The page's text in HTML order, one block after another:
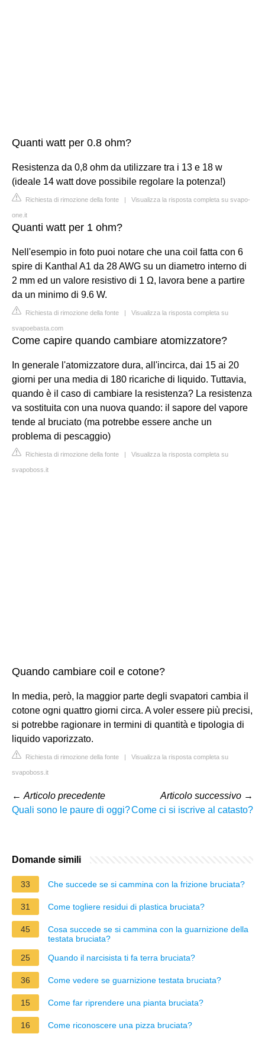
Quanti watt per 0.8 ohm?
Resistenza da 0,8 ohm da utilizzare tra i 13 e 18 w
(ideale 14 watt dove possibile regolare la potenza!)
Richiesta di rimozione della fonte | Visualizza la risposta completa su svapo-
one.it
Quanti watt per 1 ohm?
Nell'esempio in foto puoi notare che una coil fatta con 6
spire di Kanthal A1 da 28 AWG su un diametro interno di
2 mm ed un valore resistivo di 1 Ω, lavora bene a partire
da un minimo di 9.6 W.
Richiesta di rimozione della fonte | Visualizza la risposta completa su
svapoebasta.com
Come capire quando cambiare atomizzatore?
In generale l'atomizzatore dura, all'incirca, dai 15 ai 20
giorni per una media di 180 ricariche di liquido. Tuttavia,
quando è il caso di cambiare la resistenza? La resistenza
va sostituita con una nuova quando: il sapore del vapore
tende al bruciato (ma potrebbe essere anche un
problema di pescaggio)
Richiesta di rimozione della fonte | Visualizza la risposta completa su
svapoboss.it
Quando cambiare coil e cotone?
In media, però, la maggior parte degli svapatori cambia il
cotone ogni quattro giorni circa. A voler essere più precisi,
si potrebbe ragionare in termini di quantità e tipologia di
liquido vaporizzato.
Richiesta di rimozione della fonte | Visualizza la risposta completa su
svapoboss.it
← Articolo precedente
Quali sono le paure di oggi?
Articolo successivo →
Come ci si iscrive al catasto?
Domande simili
33 Che succede se si cammina con la frizione bruciata?
31 Come togliere residui di plastica bruciata?
45
Cosa succede se si cammina con la guarnizione della
testata bruciata?
25
Quando il narcisista ti fa terra bruciata?
36 Come vedere se guarnizione testata bruciata?
15 Come far riprendere una pianta bruciata?
16 Come riconoscere una pizza bruciata?